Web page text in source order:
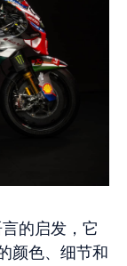
的启发，它
颜色、细节和